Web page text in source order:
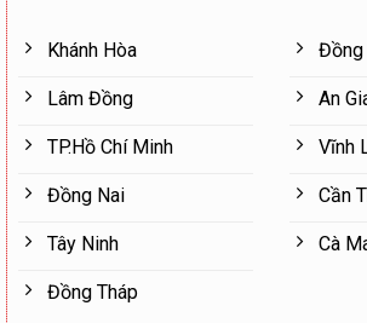
Khánh Hòa
Lâm Đồng
TP.Hồ Chí Minh
Đồng Nai
Tây Ninh
Đồng Tháp
Đồng
An
Vĩnh
Cần
Cà